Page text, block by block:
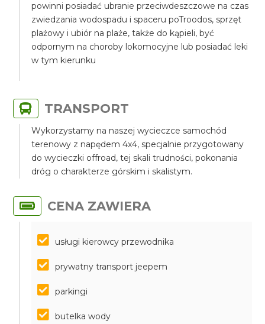
powinni posiadać ubranie przeciwdeszczowe na czas
zwiedzania wodospadu i spaceru poTroodos, sprzęt
plażowy i ubiór na plaże, także do kąpieli, być
odpornym na choroby lokomocyjne lub posiadać leki
w tym kierunku
TRANSPORT
Wykorzystamy na naszej wycieczce samochód
terenowy z napędem 4x4, specjalnie przygotowany
do wycieczki offroad, tej skali trudności, pokonania
dróg o charakterze górskim i skalistym.
CENA ZAWIERA
usługi kierowcy przewodnika
prywatny transport jeepem
parkingi
butelka wody